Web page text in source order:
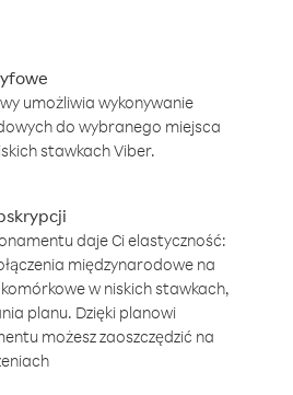
umożliwia wykonywanie
do wybranego miejsca
stawkach Viber.
daje Ci elastyczność:
międzynarodowe na
w niskich stawkach,
planu. Dzięki planowi
możesz zaoszczędzić na